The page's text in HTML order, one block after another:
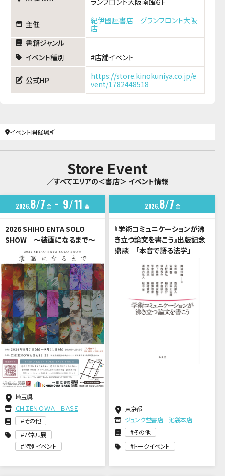
主催
紀伊國屋書店 グランフロント大阪
店
書籍ジャンル
イベント種別
店舗イベント
公式HP
https://store.kinokuniya.co.jp/e
vent/1782448518
イベント開催場所
Store Event
／すべてエリアの＜書店＞ イベント情報
2026 8 7 金 9 11 金
2026 SHIHO ENTA SOLO
SHOW ～装画になるまで～
埼玉県
ＣＨＩＥＮＯＷＡ ＢＡＳＥ
その他
パネル展
特別イベント
20268 7 金
『学術コミュニケーションが沸
き立つ論文を書こう』出版記念
鼎談 「本音で語る法学」
東京都
ジュンク堂書店 池袋本店
その他
トークイベント